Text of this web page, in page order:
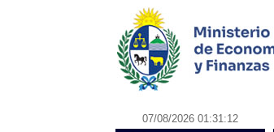
07/08/2026 01:31:12